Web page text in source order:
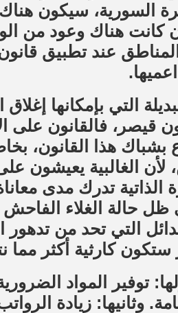
السورية، سيكون
هناك وعود من
المناطق عند تطبيق
التي بإمكانها إغلاق
قيصر، فالقانون على
بشباك هذا القانون،
الغالبية يعيشون
الذاتية تدرك مدى
ظل حالة الغلاء
التي تحد من تدهور
كارثية أكثر مما
توفير المواد
زيادة الرواتب